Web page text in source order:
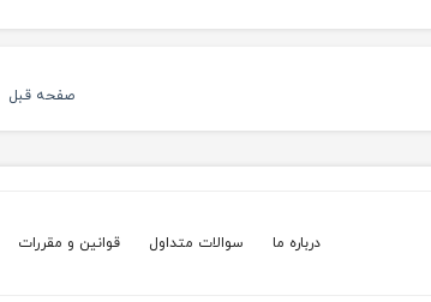
صفحه قبل
درباره ما سوالات متداول قوانین و مقررات